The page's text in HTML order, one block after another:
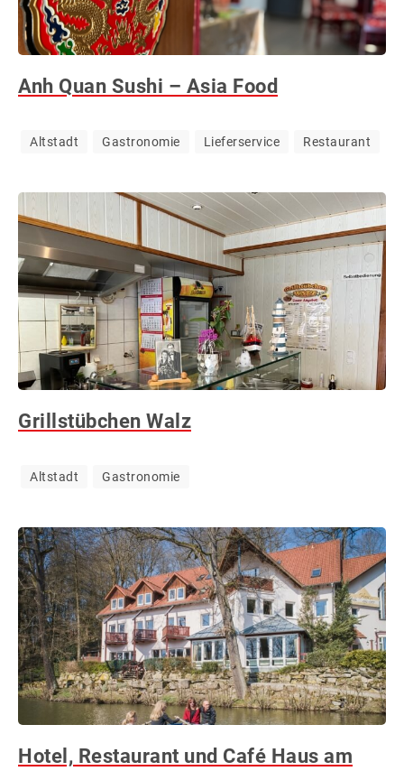
Anh Quan Sushi – Asia Food
Altstadt Gastronomie Lieferservice Restaurant
Grillstübchen Walz
Altstadt Gastronomie
Hotel, Restaurant und Café Haus am